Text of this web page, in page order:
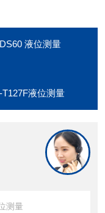
液位测量
液位测量